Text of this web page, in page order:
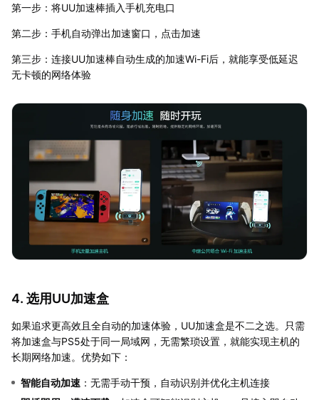
第一步：将UU加速棒插入手机充电口
第二步：手机自动弹出加速窗口，点击加速
第三步：连接UU加速棒自动生成的加速Wi-Fi后，就能享受低延迟
无卡顿的网络体验
4. 选用UU加速盒
如果追求更高效且全自动的加速体验，UU加速盒是不二之选。只需
将加速盒与PS5处于同一局域网，无需繁琐设置，就能实现主机的
长期网络加速。优势如下：
智能自动加速 ：无需手动干预，自动识别并优化主机连接